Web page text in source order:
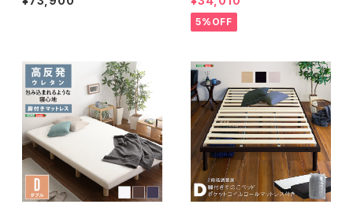
カ-】(ダブル) SH-30-JPTT-
タ-】(ポケットコイルロールマット
レス付き) ダブル LPS-HRM
-D
5%OFF